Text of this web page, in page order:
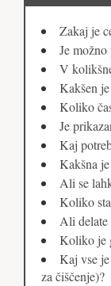
Zakaj je
Je
V
Kakšen
Koliko
Je
Kaj
Kakšna
Ali se
Koliko
Ali delate
Koliko je
Kaj vse
za čiščenje)?